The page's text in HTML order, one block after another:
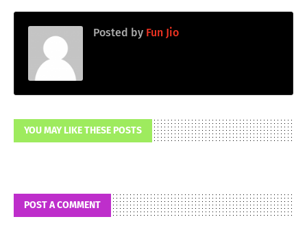
Posted by Fun Jio
YOU MAY LIKE THESE POSTS
POST A COMMENT